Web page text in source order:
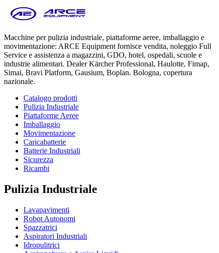
Macchine per pulizia industriale, piattaforme aeree, imballaggio e
movimentazione: ARCE Equipment fornisce vendita, noleggio Full
Service e assistenza a magazzini, GDO, hotel, ospedali, scuole e
industrie alimentari. Dealer Kärcher Professional, Haulotte, Fimap,
Simai, Bravi Platform, Gausium, Boplan. Bologna, copertura
nazionale.
Catalogo prodotti
Pulizia Industriale
Piattaforme Aeree
Imballaggio
Movimentazione
Caricabatterie
Batterie Industriali
Sicurezza
Ricambi
Pulizia Industriale
Lavapavimenti
Robot Autonomi
Spazzatrici
Aspiratori Industriali
Idropulitrici